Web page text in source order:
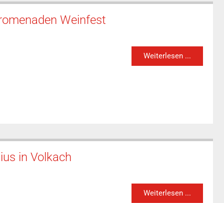
Weinfest
Weiterlesen ...
in Volkach
Weiterlesen ...